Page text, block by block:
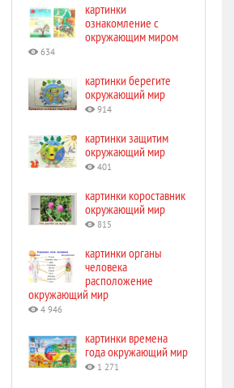
картинки
ознакомление с
окружающим миром
634
картинки берегите
окружающий мир
914
картинки защитим
окружающий мир
401
картинки короставник
окружающий мир
815
картинки органы
человека
расположение
окружающий мир
4 946
картинки времена
года окружающий мир
1 271